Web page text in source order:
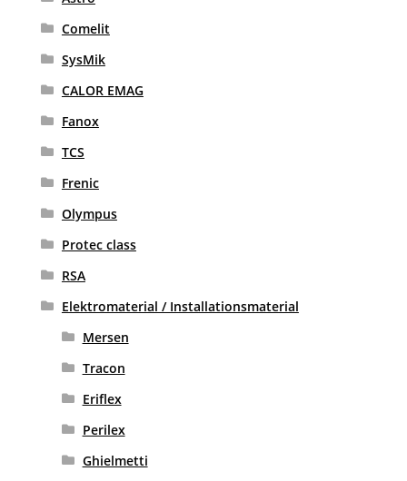
Comelit
SysMik
CALOR EMAG
Fanox
TCS
Frenic
Olympus
Protec class
RSA
Elektromaterial / Installationsmaterial
Mersen
Tracon
Eriflex
Perilex
Ghielmetti